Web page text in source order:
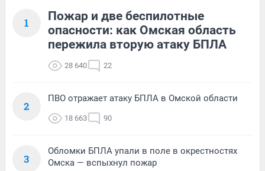
1
Пожар и две беспилотные
опасности: как Омская область
пережила вторую атаку БПЛА
28 640 22
2
ПВО отражает атаку БПЛА в Омской области
18 663 90
3
Обломки БПЛА упали в поле в окрестностях
Омска — вспыхнул пожар